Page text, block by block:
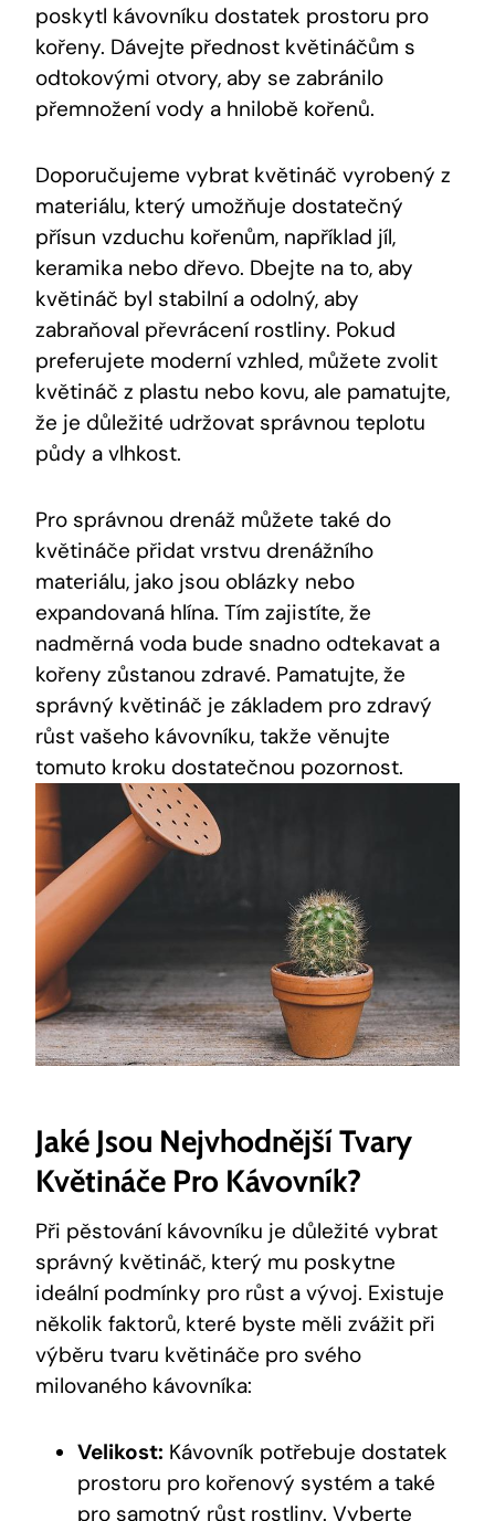
poskytl kávovníku dostatek prostoru pro
kořeny. Dávejte přednost květináčům s
odtokovými otvory, aby se zabránilo
přemnožení vody a hnilobě kořenů.
Doporučujeme vybrat květináč vyrobený z
materiálu, který umožňuje dostatečný
přísun vzduchu kořenům, například jíl,
keramika nebo dřevo. Dbejte na to, aby
květináč byl stabilní a odolný, aby
zabraňoval převrácení rostliny. Pokud
preferujete moderní vzhled, můžete zvolit
květináč z plastu nebo kovu, ale pamatujte,
že je důležité udržovat správnou teplotu
půdy a vlhkost.
Pro správnou drenáž můžete také do
květináče přidat vrstvu drenážního
materiálu, jako jsou oblázky nebo
expandovaná hlína. Tím zajistíte, že
nadměrná voda bude snadno odtekavat a
kořeny zůstanou zdravé. Pamatujte, že
správný květináč je základem pro zdravý
růst vašeho kávovníku, takže věnujte
tomuto kroku dostatečnou pozornost.
Jaké Jsou Nejvhodnější Tvary
Květináče Pro Kávovník?
Při pěstování kávovníku je důležité vybrat
správný květináč, který mu poskytne
ideální podmínky pro růst a vývoj. Existuje
několik faktorů, které byste měli zvážit při
výběru tvaru květináče pro svého
milovaného kávovníka:
Velikost: Kávovník potřebuje dostatek
prostoru pro kořenový systém a také
pro samotný růst rostliny. Vyberte